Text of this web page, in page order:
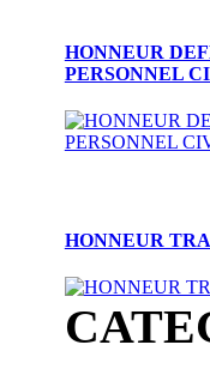
HONNEUR
PERSONNEL
HONNEUR